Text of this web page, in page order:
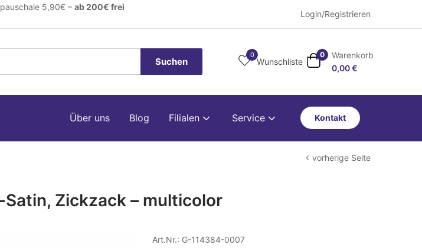
5,90€ – ab 200€ frei
Login/Registrieren
Suchen
0
Wunschliste
0
Warenkorb
0,00€
Über uns Blog Filialen Service Kontakt
vorherige Seite
Zickzack – multicolor
Art.Nr.: G-114384-0007